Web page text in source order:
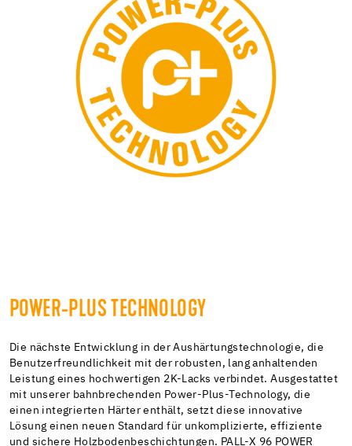
POWER-PLUS TECHNOLOGY
Die nächste Entwicklung in der Aushärtungstechnologie, die
Benutzerfreundlichkeit mit der robusten, lang anhaltenden
Leistung eines hochwertigen 2K-Lacks verbindet. Ausgestattet
mit unserer bahnbrechenden Power-Plus-Technology, die
einen integrierten Härter enthält, setzt diese innovative
Lösung einen neuen Standard für unkomplizierte, effiziente
und sichere Holzbodenbeschichtungen. PALL-X 96 POWER